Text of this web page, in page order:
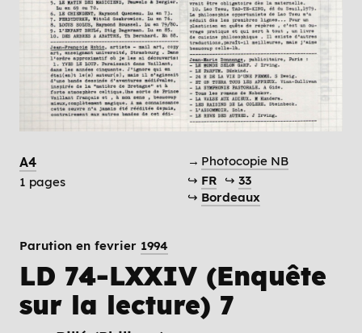
A4
1 pages
→ Photocopie NB
↪ FR ↪ 33
↪ Bordeaux
Parution en fevrier 1994
LD 74-LXXIV (Enquête
sur la lecture) 7